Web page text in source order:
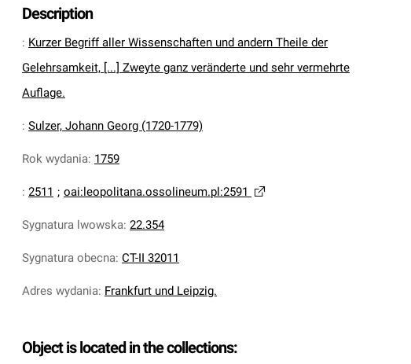
Description
: Kurzer Begriff aller Wissenschaften und andern Theile der
Gelehrsamkeit, [...] Zweyte ganz veränderte und sehr vermehrte
Auflage.
: Sulzer, Johann Georg (1720-1779)
Rok wydania: 1759
: 2511 ; oai:leopolitana.ossolineum.pl:2591
Sygnatura lwowska: 22.354
Sygnatura obecna: CT-II 32011
Adres wydania: Frankfurt und Leipzig.
Object is located in the collections: